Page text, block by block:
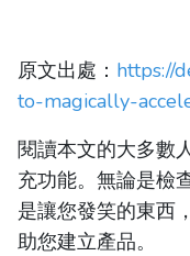
原文出處： https://
to-magically-
閱讀本文的大多數
充功能。無論是檢
是讓您發笑的東西
助您建立產品。